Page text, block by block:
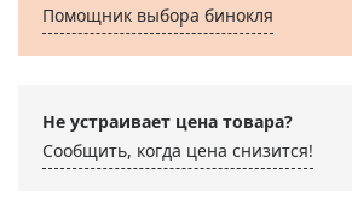
Помощник выбора бинокля
Не устраивает цена товара?
Сообщить, когда цена снизится!